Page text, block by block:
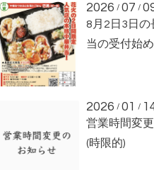
2026 / 07 /
8月2日3日の
当の受付始め
2026 / 01 /
営業時間変
(時限的)